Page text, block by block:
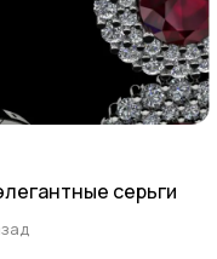
серьги